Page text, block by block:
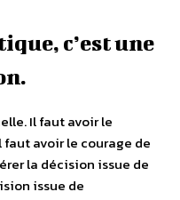
c’est une
Il faut avoir le
avoir le courage de
la décision issue de
issue de